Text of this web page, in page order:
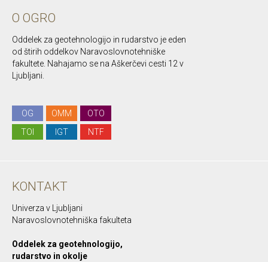
O OGRO
Oddelek za geotehnologijo in rudarstvo je eden
od štirih oddelkov Naravoslovnotehniške
fakultete. Nahajamo se na Aškerčevi cesti 12 v
Ljubljani.
OG OMM
OTO
TOI
IGT NTF
KONTAKT
Univerza v Ljubljani
Naravoslovnotehniška fakulteta
Oddelek za geotehnologijo,
rudarstvo in okolje